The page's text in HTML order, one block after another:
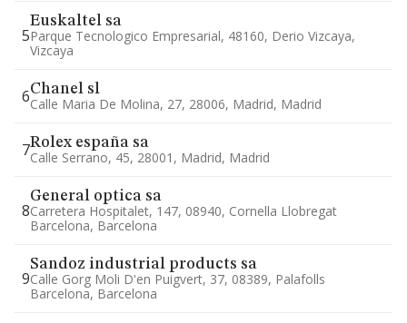
5
Euskaltel sa
Parque Tecnologico Empresarial, 48160, Derio Vizcaya,
Vizcaya
6Chanel sl
Calle Maria De Molina, 27, 28006, Madrid, Madrid
7Rolex españa sa
Calle Serrano, 45, 28001, Madrid, Madrid
8
General optica sa
Carretera Hospitalet, 147, 08940, Cornella Llobregat
Barcelona, Barcelona
9
Sandoz industrial products sa
Calle Gorg Moli D'en Puigvert, 37, 08389, Palafolls
Barcelona, Barcelona